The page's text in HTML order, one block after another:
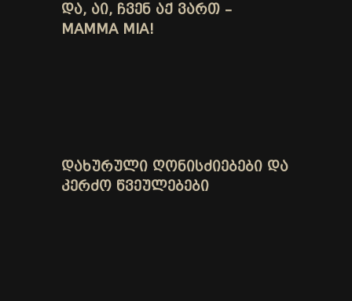
ᲓᲐ, ᲐᲘ, ᲩᲕᲔᲜ ᲐᲥ ᲕᲐᲠᲗ –
MAMMA MIA!
ᲓᲐᲮᲣᲠᲣᲚᲘ ᲦᲝᲜᲘᲡᲫᲘᲔᲑᲔᲑᲘ ᲓᲐ
ᲙᲔᲠᲫᲝ ᲬᲕᲔᲣᲚᲔᲑᲔᲑᲘ